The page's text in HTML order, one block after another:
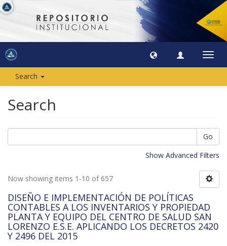
Search
Search
Go
Show Advanced Filters
Now showing items 1-10 of 657
DISEÑO E IMPLEMENTACIÓN DE POLÍTICAS
CONTABLES A LOS INVENTARIOS Y PROPIEDAD
PLANTA Y EQUIPO DEL CENTRO DE SALUD SAN
LORENZO E.S.E. APLICANDO LOS DECRETOS 2420
Y 2496 DEL 2015